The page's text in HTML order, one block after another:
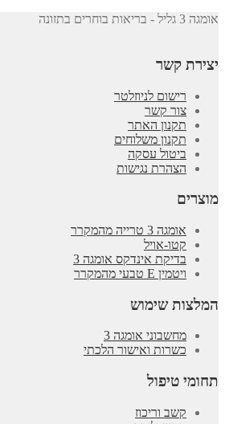
אומגה 3 גליל - בריאות בוחרים בתזונה
יצירת קשר
רישום לניוזלטר
צור קשר
תקנון האתר
תקנון משלוחים
ביטול עסקה
הצהרת נגישות
מוצרים
אומגה 3 טרייה מהמקרר
קטו-אויל
בדיקת אינדקס אומגה 3
ויטמין E טבעי מהמקרר
המלצות שימוש
מחשבוני אומגה 3
כשרות ואישור הלכתי
תחומי טיפול
קשב וריכוז